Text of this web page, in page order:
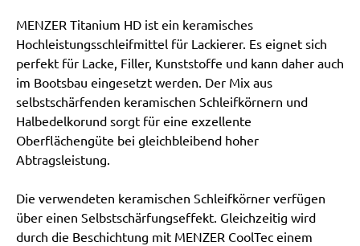
MENZER Titanium HD ist ein keramisches
Hochleistungsschleifmittel für Lackierer. Es eignet sich
perfekt für Lacke, Filler, Kunststoffe und kann daher auch
im Bootsbau eingesetzt werden. Der Mix aus
selbstschärfenden keramischen Schleifkörnern und
Halbedelkorund sorgt für eine exzellente
Oberflächengüte bei gleichbleibend hoher
Abtragsleistung.
Die verwendeten keramischen Schleifkörner verfügen
über einen Selbstschärfungseffekt. Gleichzeitig wird
durch die Beschichtung mit MENZER CoolTec einem